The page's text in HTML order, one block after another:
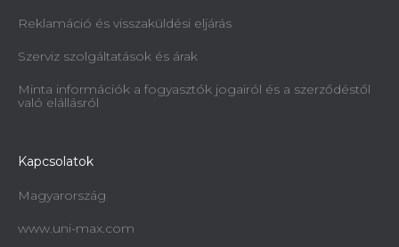
Reklamáció és visszaküldési eljárás
Szerviz szolgáltatások és árak
Minta információk a fogyasztók jogairól és a szerződéstől
való elállásról
Kapcsolatok
Magyarország
www.uni-max.com